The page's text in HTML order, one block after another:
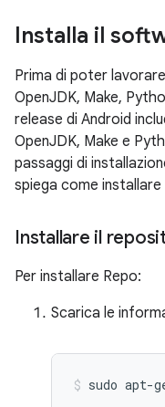
Installa il
Prima di poter
OpenJDK, Make,
release di Android
OpenJDK, Make e
passaggi di
spiega come installare
Installare il
Per installare Repo:
Scarica le
sudo apt-